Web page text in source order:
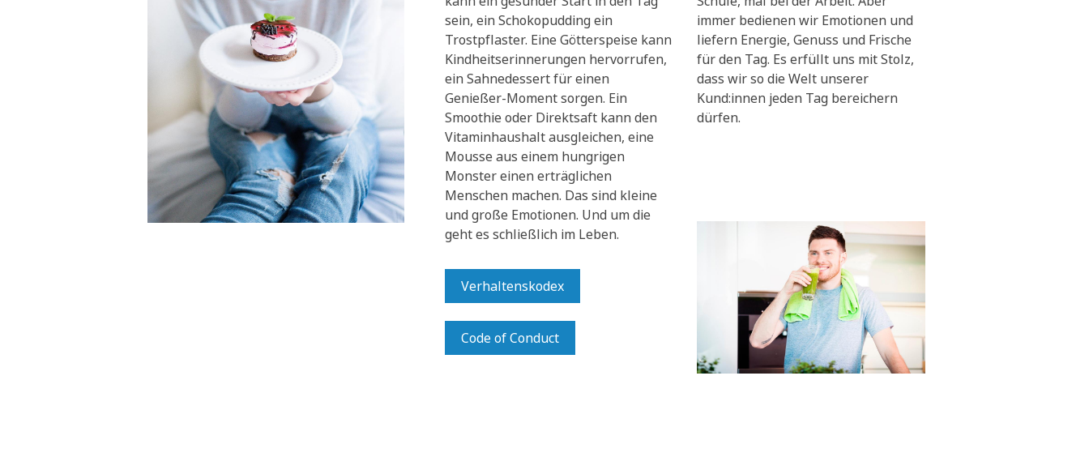
sein, ein Schokopudding ein
Trostpflaster. Eine Götterspeise kann
Kindheitserinnerungen hervorrufen,
ein Sahnedessert für einen
Genießer-Moment sorgen. Ein
Smoothie oder Direktsaft kann den
Vitaminhaushalt ausgleichen, eine
Mousse aus einem hungrigen
Monster einen erträglichen
Menschen machen. Das sind kleine
und große Emotionen. Und um die
geht es schließlich im Leben.
Verhaltenskodex
Code of Conduct
immer bedienen wir Emotionen und
liefern Energie, Genuss und Frische
für den Tag. Es erfüllt uns mit Stolz,
dass wir so die Welt unserer
Kund:innen jeden Tag bereichern
dürfen.